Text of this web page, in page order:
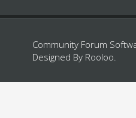
Community Forum
Designed By Rooloo.